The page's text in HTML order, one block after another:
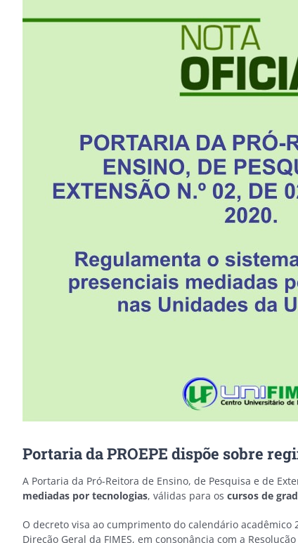
Portaria da PROEPE dispõe sobre
A Portaria da Pró-Reitora de Ensino, de Pesquisa e de
mediadas por tecnologias, válidas para os cursos de
O decreto visa ao cumprimento do calendário acadêmico
Direção Geral da FIMES, em consonância com a